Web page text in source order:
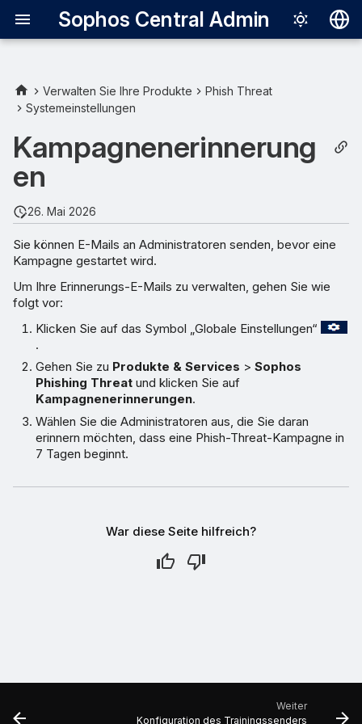
Sophos Central Admin
Français
中文（繁體）
Verwalten Sie Ihre Produkte
Phish Threat
Systemeinstellungen
Kampagnenerinnerung
en
26. Mai 2026
Sie können E-Mails an Administratoren senden, bevor eine
Kampagne gestartet wird.
Um Ihre Erinnerungs-E-Mails zu verwalten, gehen Sie wie
folgt vor:
Klicken Sie auf das Symbol „Globale Einstellungen“
.
Gehen Sie zu Produkte & Services >Sophos
Phishing Threat und klicken Sie auf
Kampagnenerinnerungen.
Wählen Sie die Administratoren aus, die Sie daran
erinnern möchten, dass eine Phish-Threat-Kampagne in
7 Tagen beginnt.
War diese Seite hilfreich?
Weiter
Konfiguration des Trainingssenders